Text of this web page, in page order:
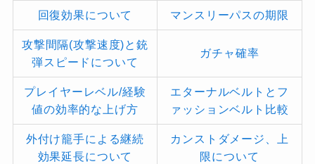
回復効果について マンスリーパスの期限
攻撃間隔(攻撃速度)と銃
弾スピードについて
ガチャ確率
プレイヤーレベル/経験
値の効率的な上げ方
エターナルベルトとフ
ァッションベルト比較
外付け籠手による継続
効果延長について
カンストダメージ、上
限について